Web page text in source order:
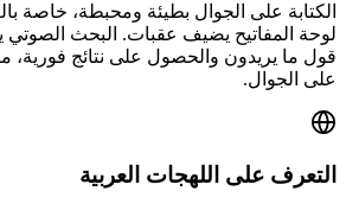
الكتابة على الجوال بطيئة ومحبطة، خاصة
لوحة المفاتيح يضيف عقبات. البحث الصوتي
قول ما يريدون والحصول على نتائج فورية،
على الجوال.
التعرف على اللهجات العربية